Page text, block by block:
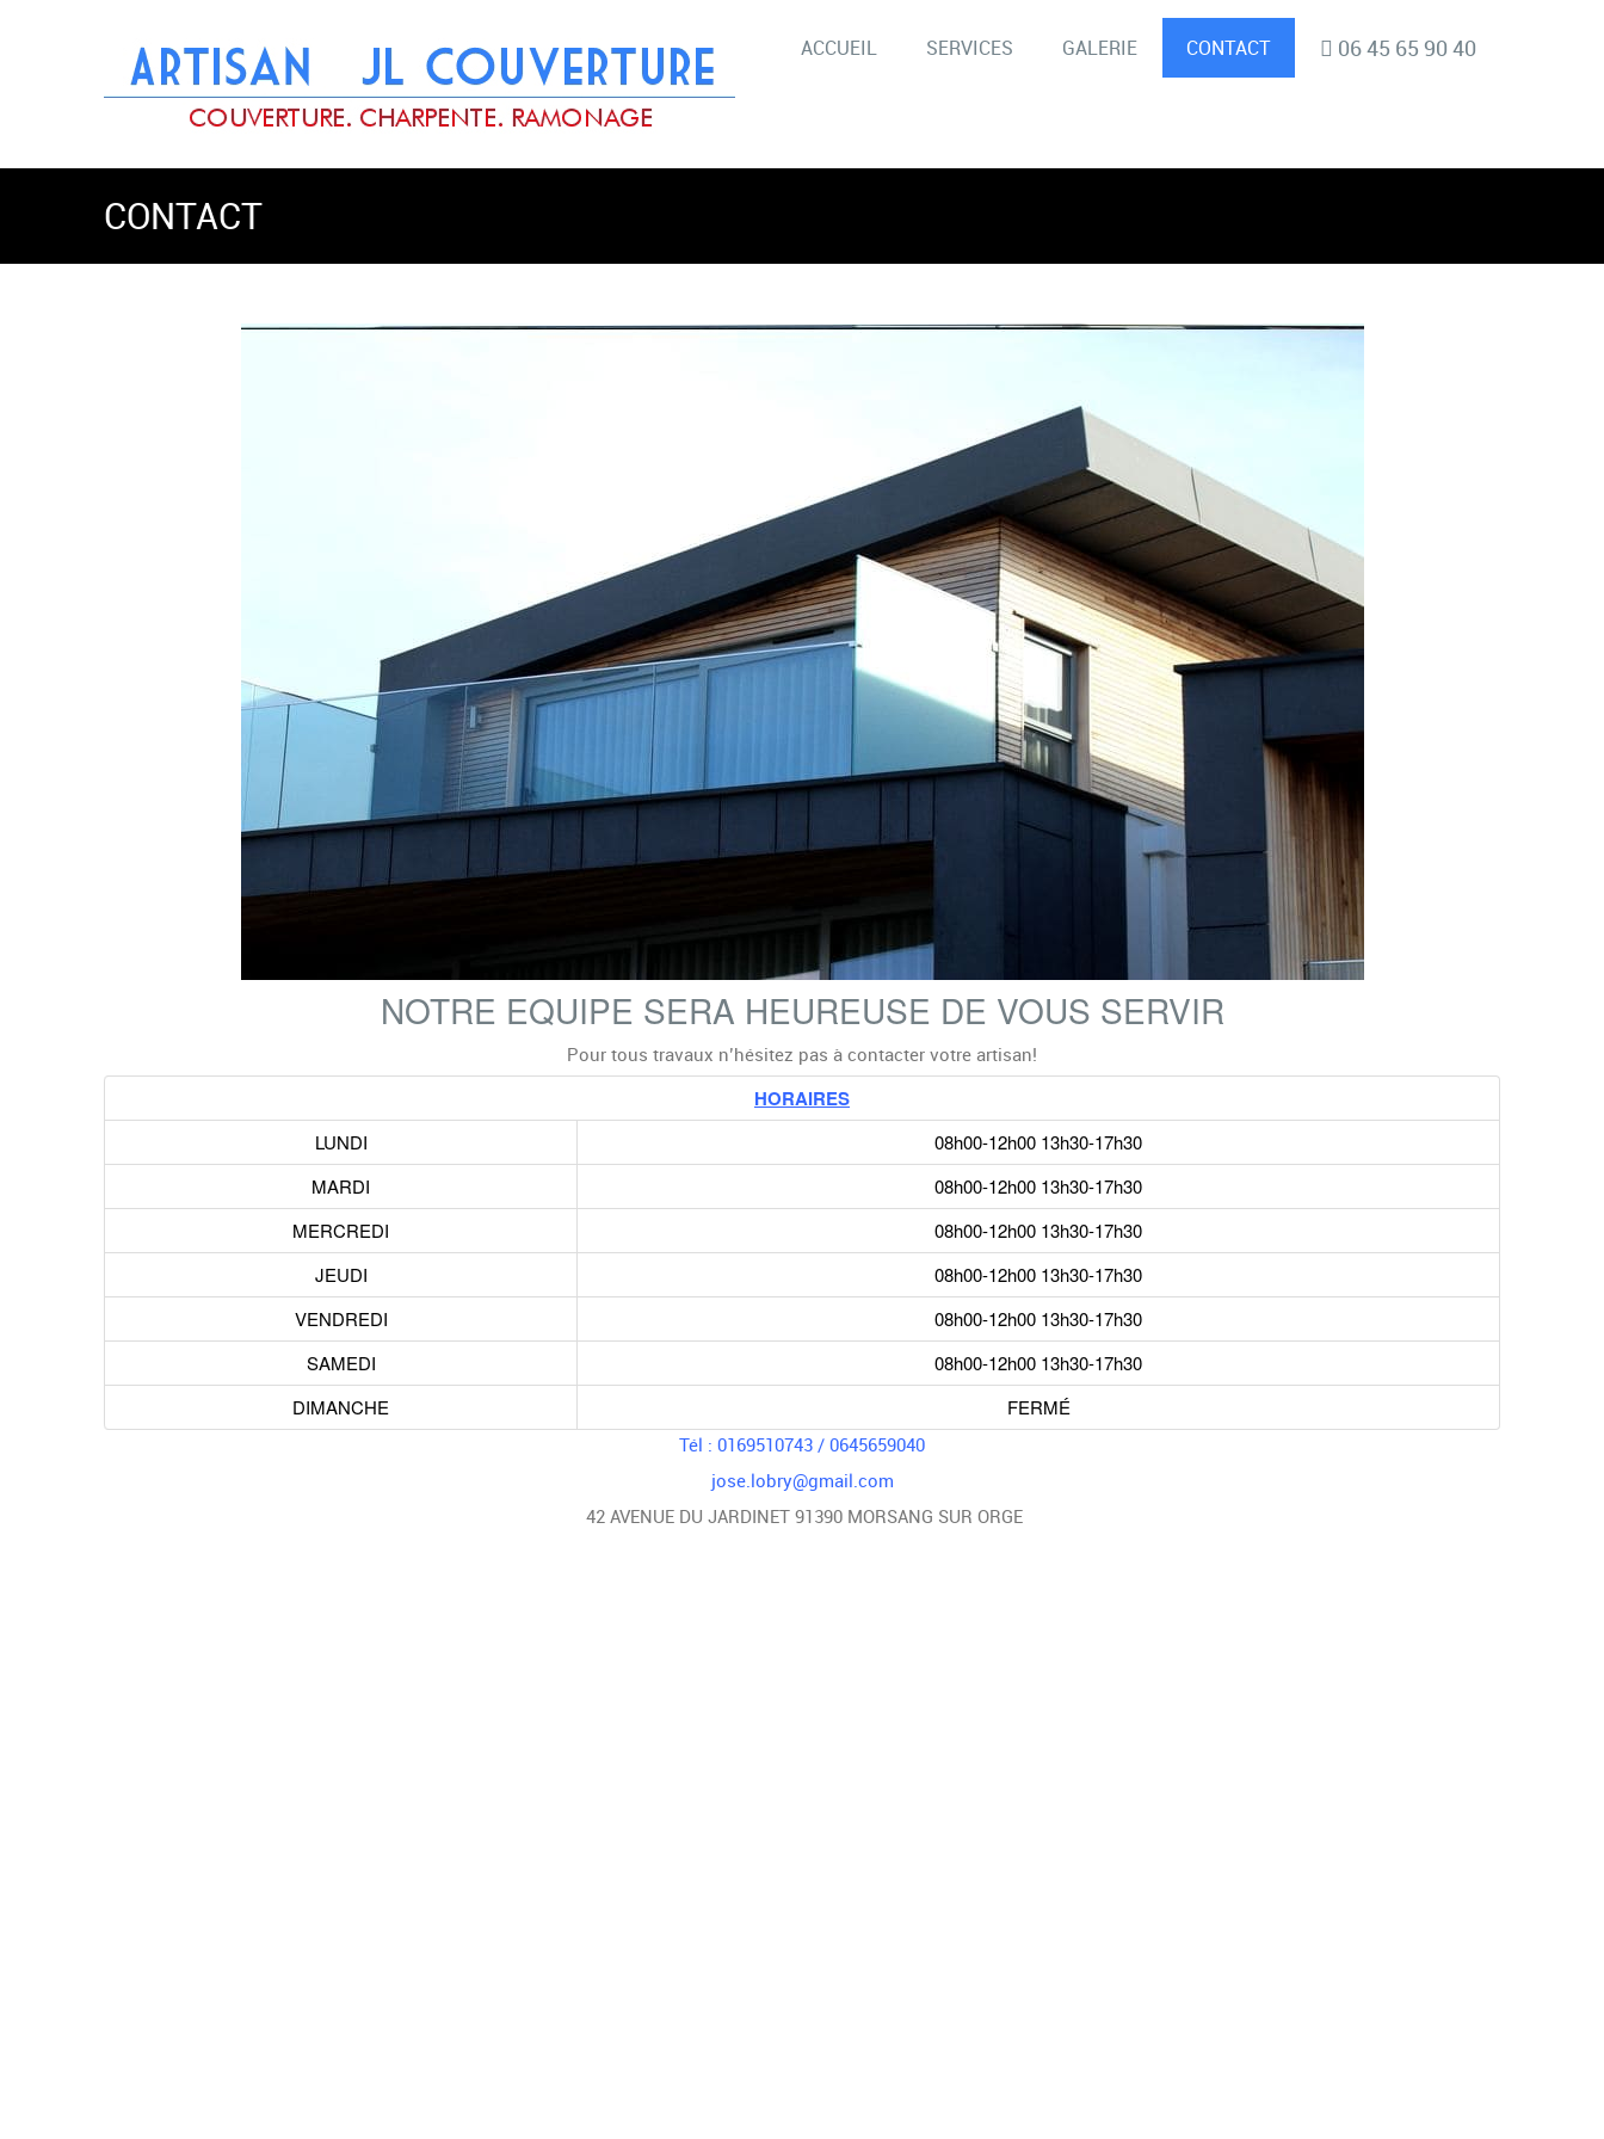
ACCUEIL SERVICES GALERIE CONTACT 06 45 65 90 40
CONTACT
NOTRE EQUIPE SERA HEUREUSE DE VOUS SERVIR
Pour tous travaux n’hésitez pas à contacter votre artisan!
HORAIRES
LUNDI
08h00-12h00 13h30-17h30
MARDI
08h00-12h00 13h30-17h30
MERCREDI
08h00-12h00 13h30-17h30
JEUDI
08h00-12h00 13h30-17h30
VENDREDI
08h00-12h00 13h30-17h30
SAMEDI
08h00-12h00 13h30-17h30
DIMANCHE
FERMÉ
Tél : 0169510743 / 0645659040
jose.lobry@gmail.com
42 AVENUE DU JARDINET 91390 MORSANG SUR ORGE